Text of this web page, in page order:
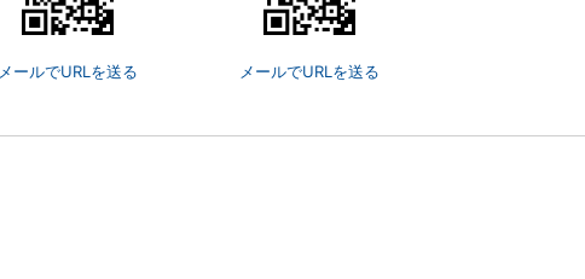
メールでURLを送る メールでURLを送る